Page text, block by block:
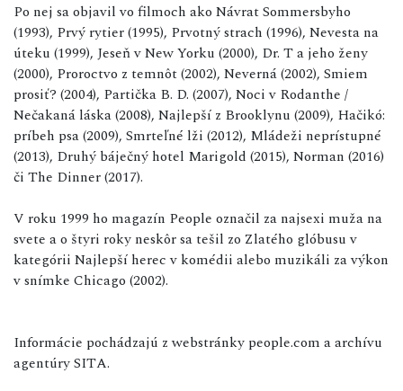
Po nej sa objavil vo filmoch ako Návrat Sommersbyho
(1993), Prvý rytier (1995), Prvotný strach (1996), Nevesta na
úteku (1999), Jeseň v New Yorku (2000), Dr. T a jeho ženy
(2000), Proroctvo z temnôt (2002), Neverná (2002), Smiem
prosiť? (2004), Partička B. D. (2007), Noci v Rodanthe /
Nečakaná láska (2008), Najlepší z Brooklynu (2009), Hačikó:
príbeh psa (2009), Smrteľné lži (2012), Mládeži neprístupné
(2013), Druhý báječný hotel Marigold (2015), Norman (2016)
či The Dinner (2017).
V roku 1999 ho magazín People označil za najsexi muža na
svete a o štyri roky neskôr sa tešil zo Zlatého glóbusu v
kategórii Najlepší herec v komédii alebo muzikáli za výkon
v snímke Chicago (2002).
Informácie pochádzajú z webstránky people.com a archívu
agentúry SITA.